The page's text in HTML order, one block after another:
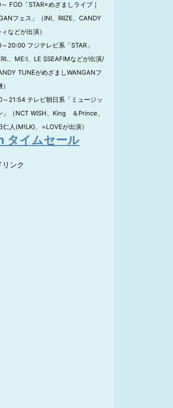
FOD「STAR×めざましライブ｜
フェス」（INI、RIIZE、CANDY
などが出演）
20:00 フジテレビ系「STAR」
、ME:I、LE SSEAFIMなどが出演/
TUNEがめざましWANGANフ
21:54 テレビ朝日系「ミュージッ
」（NCT WISH、King ＆Prince、
人(M!LK)、=LOVEが出演）
タイムセール
リンク